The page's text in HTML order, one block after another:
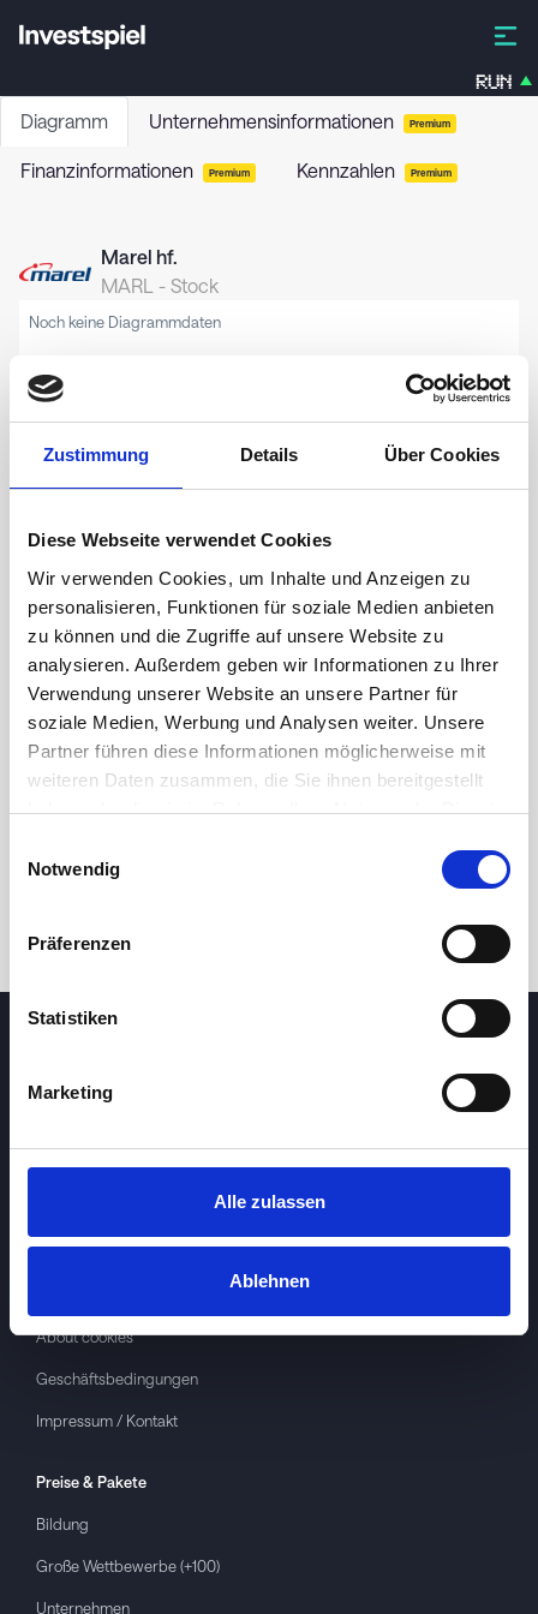
Zustimmung Details Über Cookies
Diese Webseite verwendet Cookies
Wir verwenden Cookies, um Inhalte und Anzeigen zu
personalisieren, Funktionen für soziale Medien anbieten
zu können und die Zugriffe auf unsere Website zu
analysieren. Außerdem geben wir Informationen zu Ihrer
Verwendung unserer Website an unsere Partner für
soziale Medien, Werbung und Analysen weiter. Unsere
Partner führen diese Informationen möglicherweise mit
weiteren Daten zusammen, die Sie ihnen bereitgestellt
haben oder die sie im Rahmen Ihrer Nutzung der Dienste
Notwendig
Präferenzen
Statistiken
Marketing
Alle zulassen
Ablehnen
RUN
Diagramm Unternehmensinformationen Premium
Finanzinformationen Premium Kennzahlen Premium
Marel hf.
MARL - Stock
Noch keine Diagrammdaten
24 Std. 7T 1M 3M 1J 5J
ÜberInvestspiel
About cookies
Geschäftsbedingungen
Impressum / Kontakt
Preise & Pakete
Bildung
Große Wettbewerbe (+100)
Unternehmen